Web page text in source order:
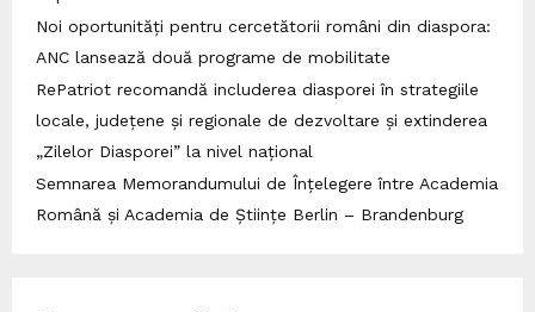
Noi oportunități pentru cercetătorii români din diaspora:
ANC lansează două programe de mobilitate
RePatriot recomandă includerea diasporei în strategiile
locale, județene și regionale de dezvoltare și extinderea
„Zilelor Diasporei” la nivel național
Semnarea Memorandumului de Înțelegere între Academia
Română și Academia de Științe Berlin – Brandenburg